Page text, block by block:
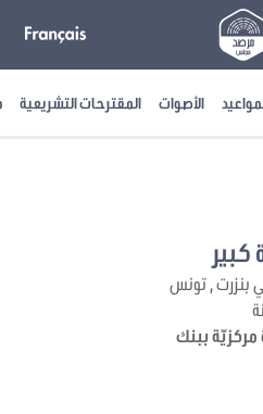
الأصوات المقترحات التشريعية
كبير
بنزرت , تونس
مركزيّة ببنك